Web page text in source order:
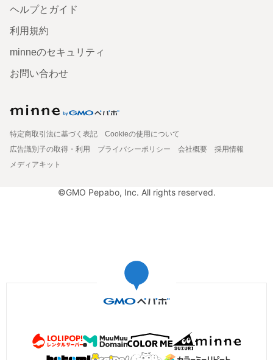
ヘルプとガイド
利用規約
minneのセキュリティ
お問い合わせ
特定商取引法に基づく表記
Cookieの使用について
広告識別子の取得・利用
プライバシーポリシー 会社概要
採用情報
メディアキット
©GMO Pepabo, Inc. All rights reserved.